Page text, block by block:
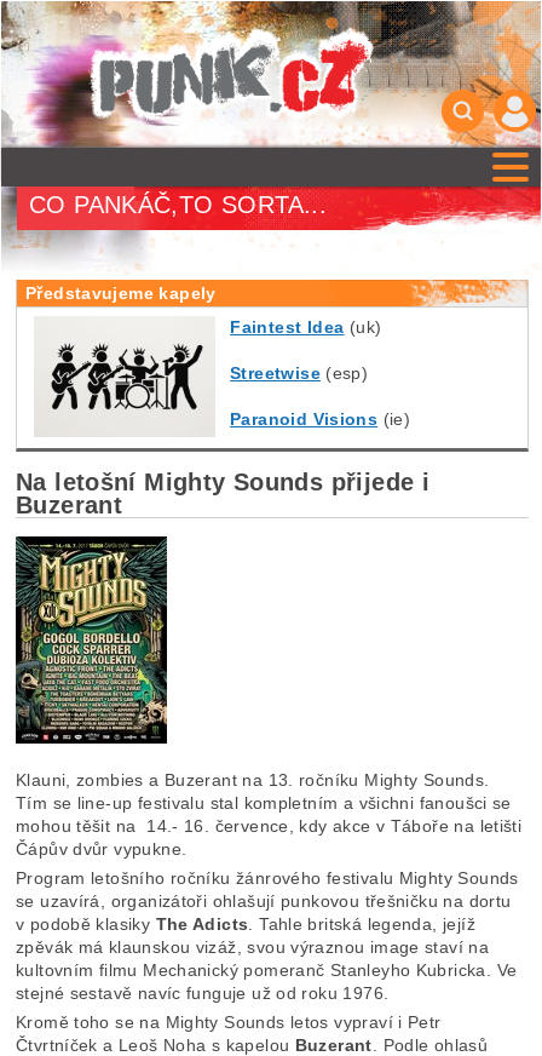
CO PANKÁČ,TO SORTA...
Představujeme kapely
Faintest Idea (uk)
Streetwise(esp)
Paranoid Visions (ie)
Na letošní Mighty Sounds přijede i
Buzerant
Klauni, zombies a Buzerant na 13. ročníku Mighty Sounds.
Tím se line-up festivalu stal kompletním a všichni fanoušci se
mohou těšit na 14.- 16. července, kdy akce v Táboře na letišti
Čápův dvůr vypukne.
Program letošního ročníku žánrového festivalu Mighty Sounds
se uzavírá, organizátoři ohlašují punkovou třešničku na dortu
v podobě klasiky The Adicts . Tahle britská legenda, jejíž
zpěvák má klaunskou vizáž, svou výraznou image staví na
kultovním filmu Mechanický pomeranč Stanleyho Kubricka. Ve
stejné sestavě navíc funguje už od roku 1976.
Kromě toho se na Mighty Sounds letos vypraví i Petr
Čtvrtníček a Leoš Noha s kapelou Buzerant . Podle ohlasů